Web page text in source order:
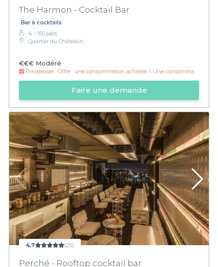
The Harmon - Cocktail Bar
Bar à cocktails
4 - 150 pers.
Quartier du Châtelain
€€€ Modéré
Privateaser : Offre : une consommation achetée = Une consommation offerte
Faire une demande
4,7 (25)
Perché - Rooftop cocktail bar